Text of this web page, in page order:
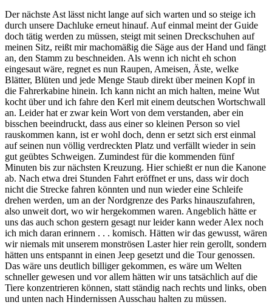
Der nächste Ast lässt nicht lange auf sich warten und so steige ich
durch unsere Dachluke erneut hinauf. Auf einmal meint der Guide
doch tätig werden zu müssen, steigt mit seinen Dreckschuhen auf
meinen Sitz, reißt mir machomäßig die Säge aus der Hand und fängt
an, den Stamm zu beschneiden. Als wenn ich nicht eh schon
eingesaut wäre, regnet es nun Raupen, Ameisen, Äste, welke
Blätter, Blüten und jede Menge Staub direkt über meinen Kopf in
die Fahrerkabine hinein. Ich kann nicht an mich halten, meine Wut
kocht über und ich fahre den Kerl mit einem deutschen Wortschwall
an. Leider hat er zwar kein Wort von dem verstanden, aber ein
bisschen beeindruckt, dass aus einer so kleinen Person so viel
rauskommen kann, ist er wohl doch, denn er setzt sich erst einmal
auf seinen nun völlig verdreckten Platz und verfällt wieder in sein
gut geübtes Schweigen. Zumindest für die kommenden fünf
Minuten bis zur nächsten Kreuzung. Hier schießt er nun die Kanone
ab. Nach etwa drei Stunden Fahrt eröffnet er uns, dass wir doch
nicht die Strecke fahren könnten und nun wieder eine Schleife
drehen werden, um an der Nordgrenze des Parks hinauszufahren,
also unweit dort, wo wir hergekommen waren. Angeblich hätte er
uns das auch schon gestern gesagt nur leider kann weder Alex noch
ich mich daran erinnern . . . komisch. Hätten wir das gewusst, wären
wir niemals mit unserem monströsen Laster hier rein gerollt, sondern
hätten uns entspannt in einen Jeep gesetzt und die Tour genossen.
Das wäre uns deutlich billiger gekommen, es wäre um Welten
schneller gewesen und vor allem hätten wir uns tatsächlich auf die
Tiere konzentrieren können, statt ständig nach rechts und links, oben
und unten nach Hindernissen Ausschau halten zu müssen.